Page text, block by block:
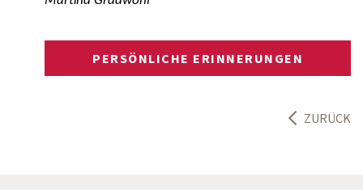
PERSÖNLICHE ERINNERUNGEN
ZURÜCK